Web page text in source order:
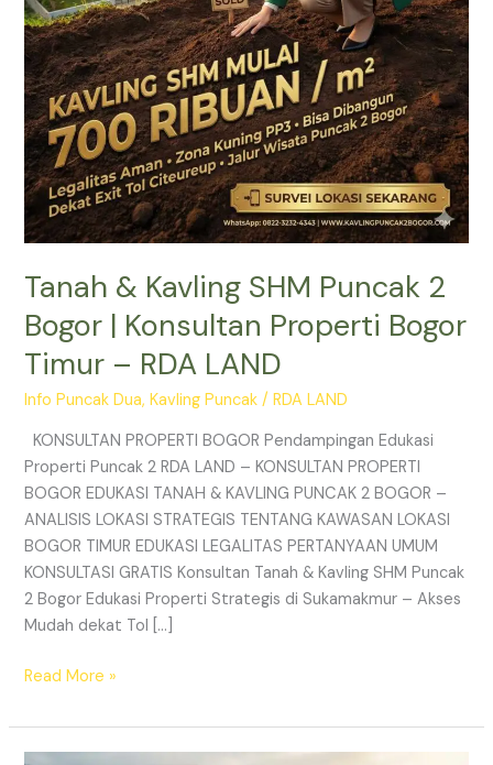
Tanah & Kavling SHM Puncak 2
Bogor | Konsultan Properti Bogor
Timur – RDA LAND
Info Puncak Dua,Kavling Puncak /RDA LAND
KONSULTAN PROPERTI BOGOR Pendampingan Edukasi
Properti Puncak 2 RDA LAND – KONSULTAN PROPERTI
BOGOR EDUKASI TANAH & KAVLING PUNCAK 2 BOGOR –
ANALISIS LOKASI STRATEGIS TENTANG KAWASAN LOKASI
BOGOR TIMUR EDUKASI LEGALITAS PERTANYAAN UMUM
KONSULTASI GRATIS Konsultan Tanah & Kavling SHM Puncak
2 Bogor Edukasi Properti Strategis di Sukamakmur – Akses
Mudah dekat Tol […]
Konsultan
Properti
Bogor
Timur
–
RDA
LAND
Read More »